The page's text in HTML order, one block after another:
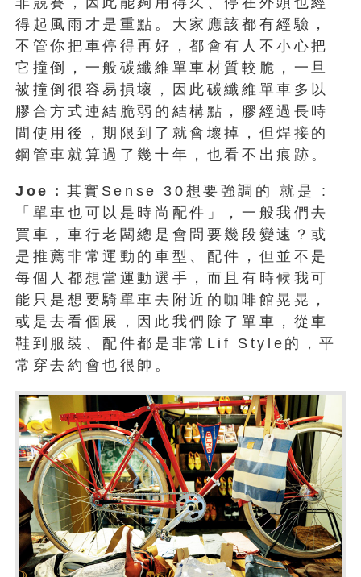
得起風雨才是重點。大家應該都有經驗，
不管你把車停得再好，都會有人不小心把
它撞倒，一般碳纖維單車材質較脆，一旦
被撞倒很容易損壞，因此碳纖維單車多以
膠合方式連結脆弱的結構點，膠經過長時
間使用後，期限到了就會壞掉，但焊接的
鋼管車就算過了幾十年，也看不出痕跡。
Joe： 其實Sense 30想要強調的 就是 :
「單車也可以是時尚配件」，一般我們去
買車，車行老闆總是會問要幾段變速？或
是推薦非常運動的車型、配件，但並不是
每個人都想當運動選手，而且有時候我可
能只是想要騎單車去附近的咖啡館晃晃，
或是去看個展，因此我們除了單車，從車
鞋到服裝、配件都是非常Lif Style的，平
常穿去約會也很帥。